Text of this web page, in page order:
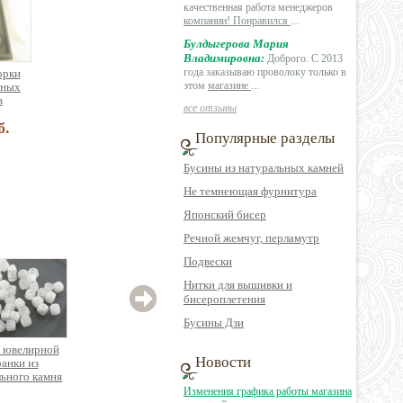
ювелирной
из
камня
натурального камня
соколиный и
тигровый глаз круглая
качественная работа менеджеров
компании! Понравился ...
Булдыгерова Мария
Владимировна: Доброго. С 2013
года заказываю проволоку только в
этом магазине ...
все отзывы
Популярные разделы
Бусины из натуральных камней
Не темнеющая фурнитура
Японский бисер
Речной жемчуг, перламутр
Подвески
Нитки для вышивки и
бисероплетения
Бусины Дзи
Новости
Изменения графика работы магазина